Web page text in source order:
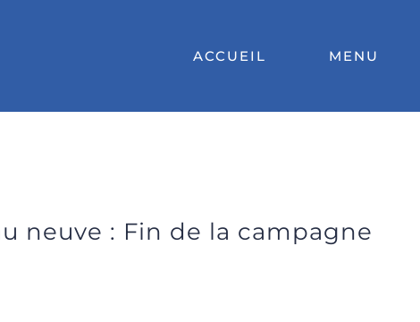
ACCUEIL MENU
neuve : Fin de la campagne